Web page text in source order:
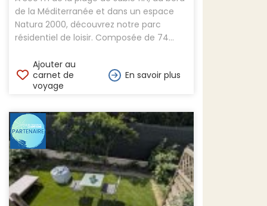
de la Méditerranée et dans un espace
Natura 2000, découvrez notre parc
résidentiel de loisir. Composée de 74...
Ajouter au
carnet de
voyage
En savoir plus